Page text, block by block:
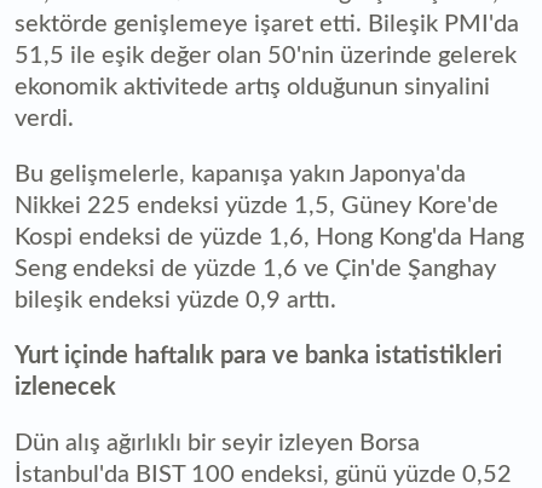
sektörde genişlemeye işaret etti. Bileşik PMI'da
51,5 ile eşik değer olan 50'nin üzerinde gelerek
ekonomik aktivitede artış olduğunun sinyalini
verdi.
Bu gelişmelerle, kapanışa yakın Japonya'da
Nikkei 225 endeksi yüzde 1,5, Güney Kore'de
Kospi endeksi de yüzde 1,6, Hong Kong'da Hang
Seng endeksi de yüzde 1,6 ve Çin'de Şanghay
bileşik endeksi yüzde 0,9 arttı.
Yurt içinde haftalık para ve banka istatistikleri
izlenecek
Dün alış ağırlıklı bir seyir izleyen Borsa
İstanbul'da BIST 100 endeksi, günü yüzde 0,52